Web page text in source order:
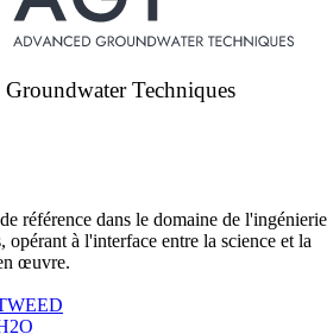
Techniques
référence dans le domaine de l'ingénierie
opérant à l'interface entre la science et la
œuvre.